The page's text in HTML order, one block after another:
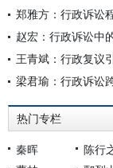
郑雅方：行政诉讼
赵宏：行政诉讼中
王青斌：行政复议
梁君瑜：行政诉讼
热门专栏
秦晖 陈行